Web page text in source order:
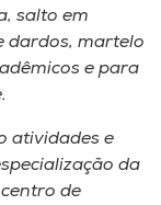
salto em
dardos, martelo
e para
atividades e
da
de